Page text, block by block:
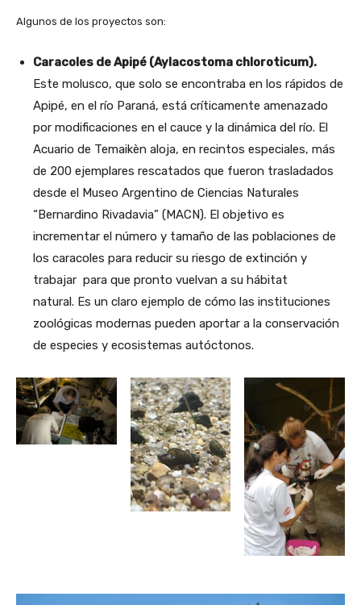
Algunos de los proyectos son:
Caracoles de Apipé (Aylacostoma chloroticum).
Este molusco, que solo se encontraba en los rápidos de
Apipé, en el río Paraná, está críticamente amenazado
por modificaciones en el cauce y la dinámica del río. El
Acuario de Temaikèn aloja, en recintos especiales, más
de 200 ejemplares rescatados que fueron trasladados
desde el Museo Argentino de Ciencias Naturales
“Bernardino Rivadavia” (MACN). El objetivo es
incrementar el número y tamaño de las poblaciones de
los caracoles para reducir su riesgo de extinción y
trabajar para que pronto vuelvan a su hábitat
natural. Es un claro ejemplo de cómo las instituciones
zoológicas modernas pueden aportar a la conservación
de especies y ecosistemas autóctonos.